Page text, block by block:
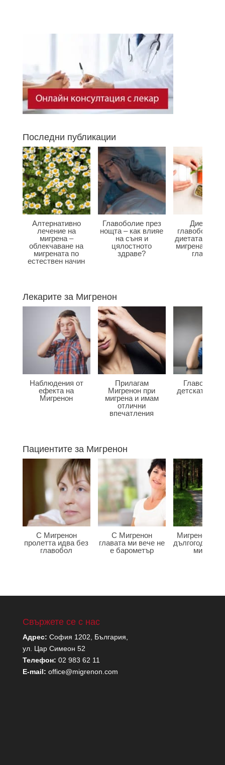
Последни публикации
Алтернативно
лечение на
мигрена –
облекчаване на
мигрената по
естествен начин
Главоболие през
нощта – как влияе
на съня и
цялостното
здраве?
Диета при
главоболие –
диетата
мигрена и
главата?
Лекарите за Мигренон
Наблюдения от
ефекта на
Мигренон
Прилагам
Мигренон при
мигрена и имам
отлични
впечатления
детската
Пациентите за Мигренон
С Мигренон
пролетта идва без
главобол
С Мигренон
главата ми вече не
е барометър
Мигренон
мигрена
Свържете се с нас
Адрес: София 1202, България,
ул. Цар Симеон 52
Телефон: 02 983 62 11
E-mail: office@migrenon.com